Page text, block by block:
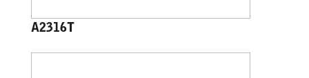
A2316T